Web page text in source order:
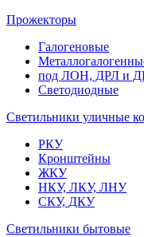
Прожекторы
Галогеновые
под ЛОН, ДРЛ и
Светодиодные
Светильники уличные
РКУ
Кронштейны
ЖКУ
НКУ, ЛКУ, ЛНУ
СКУ, ДКУ
Светильники бытовые